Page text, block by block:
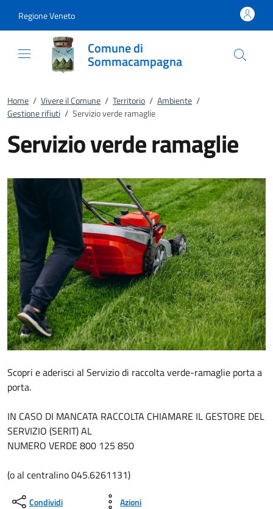
Regione Veneto
Comune di
Sommacampagna
Home / Vivere il Comune / Territorio / Ambiente /
Gestione rifiuti / Servizio verde ramaglie
Servizio verde ramaglie
Scopri e aderisci al Servizio di raccolta verde-ramaglie porta a
porta.
IN CASO DI MANCATA RACCOLTA CHIAMARE IL GESTORE DEL
SERVIZIO (SERIT) AL
NUMERO VERDE 800 125 850
(o al centralino 045.6261131)
Condividi Azioni